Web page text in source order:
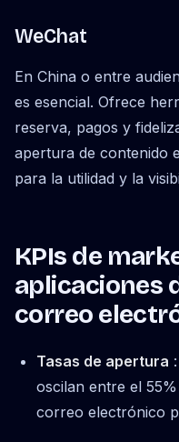
WeChat
En China o entre
es esencial. Ofrece
reserva, pagos y
apertura de contenido
para la utilidad y la
KPIs de
aplicaciones
correo
Tasas de apertura
oscilan entre el
correo electrónico